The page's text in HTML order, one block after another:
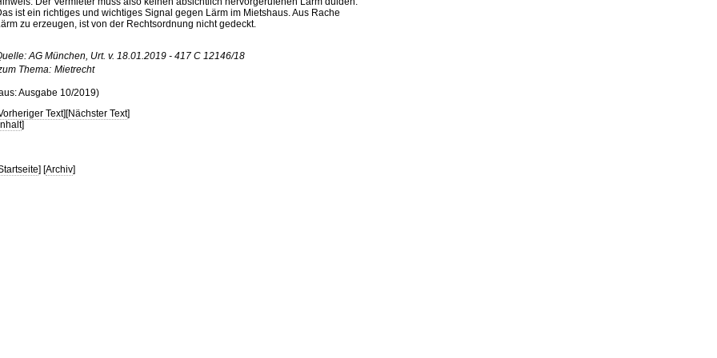
ist ein richtiges und wichtiges Signal gegen Lärm im Mietshaus. Aus Rache
zu erzeugen, ist von der Rechtsordnung nicht gedeckt.
AG München, Urt. v. 18.01.2019 - 417 C 12146/18
Thema: Mietrecht
Ausgabe 10/2019)
Text][Nächster Text]
]
] [Archiv]